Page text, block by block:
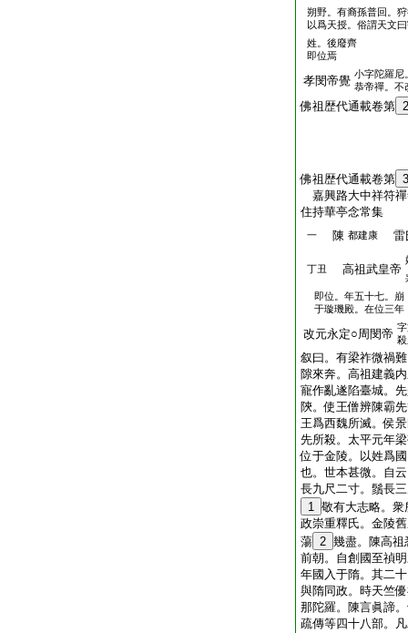
朔野。有裔孫普回。
以爲天授。俗謂天文
姓。後廢齊
即位焉
孝閔帝覺 小字陀羅尼
恭帝禪。不
佛祖歴代通載卷第 2
佛祖歴代通載卷第 3
嘉興路大中祥符
住持華亭念常集
一 陳 都建康 雷
丁丑 高祖武皇帝
即位。年五十七。崩
于璇璣殿。在位三年
改元永定○周閔帝
叙曰。有梁祚微禍
隙來奔。高祖建義
寵作亂遂陷臺城。
陝。使王僧辨陳霸
王爲西魏所滅。侯
先所殺。太平元年
位于金陵。以姓爲
也。世本甚微。自
長九尺二寸。鬚長
1 敬有大志略。
政崇重釋氏。金陵
蕩 2 幾盡。陳高祖
前朝。自創國至禎
年國入于隋。其二
與隋同政。時天竺
那陀羅。陳言眞諦
疏傳等四十八部。